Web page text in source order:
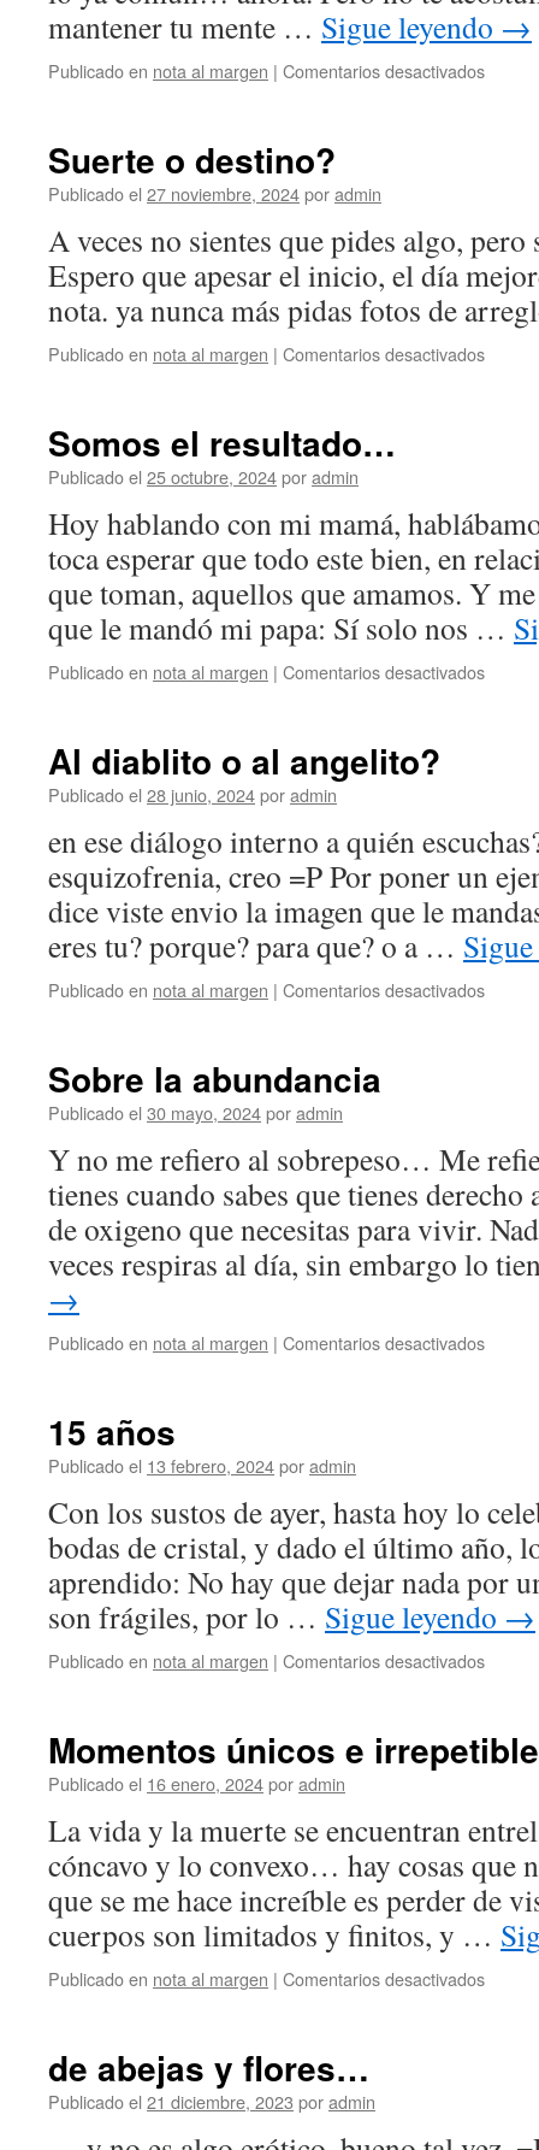
mantener tu mente … Sigue leyendo →
Publicado en nota al margen | Comentarios desactivadosen
Suerte o destino?
Publicado el 27 noviembre, 2024poradmin
A veces no sientes que pides algo, pero
Espero que apesar el inicio, el día
nota. ya nunca más pidas fotos de
Publicado en nota al margen | Comentarios desactivadosen
Somos el resultado…
Publicado el 25 octubre, 2024poradmin
Hoy hablando con mi mamá,
toca esperar que todo este bien, en
que toman, aquellos que amamos. Y
que le mandó mi papa: Sí solo nos …
Publicado en nota al margen | Comentarios desactivadosen
Al diablito o al angelito?
Publicado el 28 junio, 2024poradmin
en ese diálogo interno a quién
esquizofrenia, creo =P Por poner un
dice viste envio la imagen que le
eres tu? porque? para que? o a …
Publicado en nota al margen | Comentarios desactivadosen
Sobre la abundancia
Publicado el 30 mayo, 2024poradmin
Y no me refiero al sobrepeso… Me
tienes cuando sabes que tienes
de oxigeno que necesitas para vivir.
veces respiras al día, sin embargo lo
→
Publicado en nota al margen | Comentarios desactivadosen
15 años
Publicado el 13 febrero, 2024poradmin
Con los sustos de ayer, hasta hoy lo
bodas de cristal, y dado el último año,
aprendido: No hay que dejar nada por
son frágiles, por lo … Sigue leyendo →
Publicado en nota al margen | Comentarios desactivadosen
Momentos únicos e
Publicado el 16 enero, 2024poradmin
La vida y la muerte se encuentran
cóncavo y lo convexo… hay cosas que
que se me hace increíble es perder de
cuerpos son limitados y finitos, y …
Publicado en nota al margen | Comentarios desactivadosen
de abejas y flores…
Publicado el 21 diciembre, 2023 poradmin